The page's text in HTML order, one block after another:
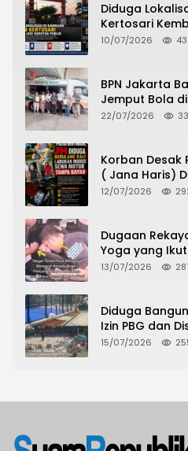
Diduga
Kertosari
10/07/2026
BPN Jakarta
Jemput Bola
Grogol
22/07/2026
Korban Desak
( Jana Haris)
Lakukan
12/07/2026
Dugaan
Yoga yang
Pencurian
13/07/2026
Diduga
Izin PBG dan
CKTRP dan
15/07/2026